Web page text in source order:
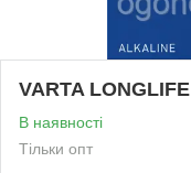
VARTA
В наявності
Тільки опт